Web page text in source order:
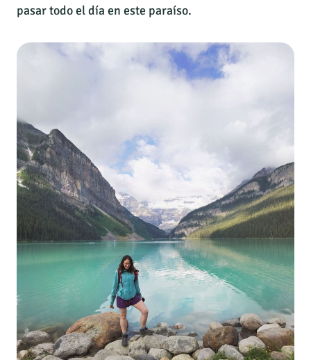
pasar todo el día en este paraíso.